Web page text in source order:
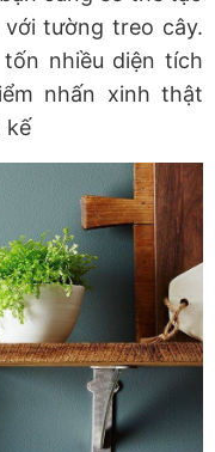
tường treo cây.
nhiều diện tích
nhấn xinh thật
kế